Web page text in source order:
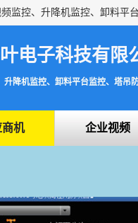
电子科技有限
升降机监控、卸料平台监控、塔吊
机 企业视频